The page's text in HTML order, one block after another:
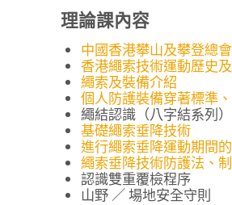
理論課內容
中國香港攀山及攀登總
香港繩索技術運動歷史
繩索及裝備介紹
個人防護裝備穿著標準
繩結認識（八字結系列）
基礎繩索垂降技術
進行繩索垂降運動期間
繩索垂降技術防護法、
認識雙重覆檢程序
山野 ／ 場地安全守則